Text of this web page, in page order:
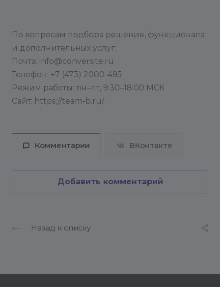
По вопросам подбора решения, функционала
и дополнительных услуг:
Почта: info@conversite.ru
Телефон: +7 (473) 2000-495
Режим работы: пн–пт, 9:30–18:00 МСК
Сайт: https://team-b.ru/
Комментарии ВКонтакте
Добавить комментарий
Назад к списку